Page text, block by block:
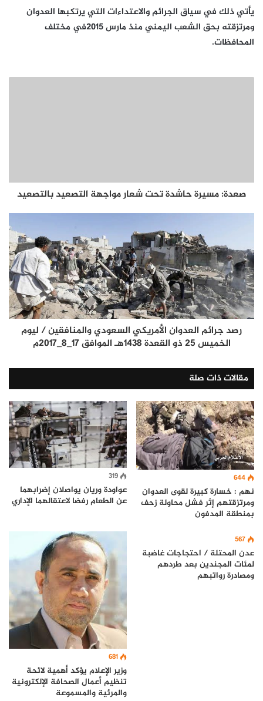
يأتي ذلك في سياق الجرائم والاعتداءات التي يرتكبها العدوان
ومرتزقته بحق الشعب اليمني منذ مارس 2015في مختلف
المحافظات.
صعدة: مسيرة حاشدة تحت شعار مواجهة التصعيد بالتصعيد
رصد جرائم العدوان الأمريكي السعودي والمنافقين / ليوم
الخميس 25 ذو القعدة 1438هـ الموافق 17_8_2017م
مقالات ذات صلة
644
نهم : خسارة كبيرة لقوى العدوان
ومرتزقتهم إثر فشل محاولة زحف
بمنطقة المدفون
319
عواودة وريان يواصلان إضرابهما
عن الطعام رفضا لاعتقالهما الإداري
567
عدن المحتلة / احتجاجات غاضبة
لمئات المجندين بعد طردهم
ومصادرة رواتبهم
681
وزير الإعلام يؤكد أهمية لائحة
تنظيم أعمال الصحافة الإلكترونية
والمرئية والمسموعة